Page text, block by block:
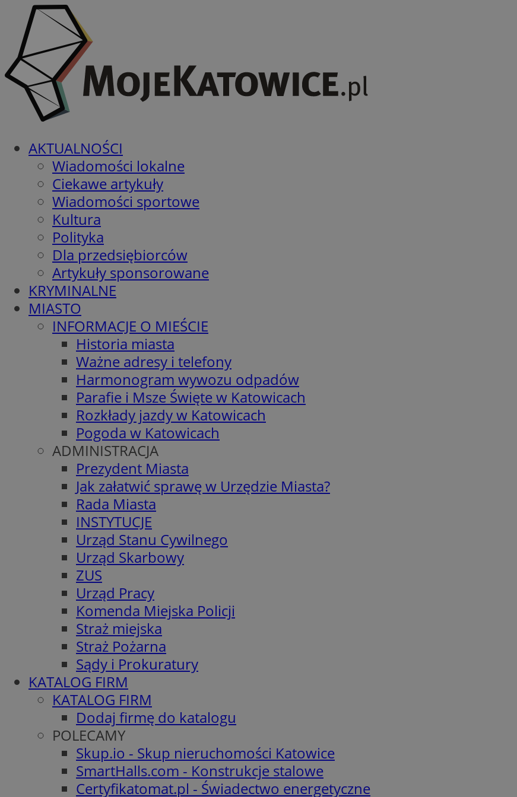
AKTUALNOŚCI
Wiadomości lokalne
Ciekawe artykuły
Wiadomości sportowe
Kultura
Polityka
Dla przedsiębiorców
Artykuły sponsorowane
KRYMINALNE
MIASTO
INFORMACJE O MIEŚCIE
Historia miasta
Ważne adresy i telefony
Harmonogram wywozu odpadów
Parafie i Msze Święte w Katowicach
Rozkłady jazdy w Katowicach
Pogoda w Katowicach
ADMINISTRACJA
Prezydent Miasta
Jak załatwić sprawę w Urzędzie Miasta?
Rada Miasta
INSTYTUCJE
Urząd Stanu Cywilnego
Urząd Skarbowy
ZUS
Urząd Pracy
Komenda Miejska Policji
Straż miejska
Straż Pożarna
Sądy i Prokuratury
KATALOG FIRM
KATALOG FIRM
Dodaj firmę do katalogu
POLECAMY
Skup.io - Skup nieruchomości Katowice
SmartHalls.com - Konstrukcje stalowe
Certyfikatomat.pl - Świadectwo energetyczne